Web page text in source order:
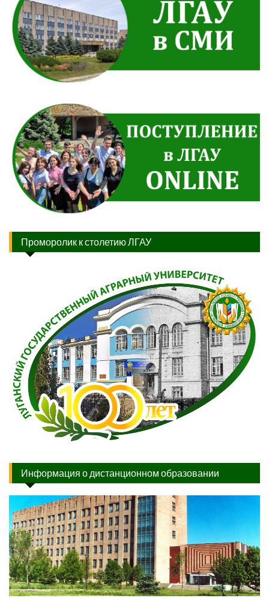
Проморолик к столетию ЛГАУ
Информация о дистанционном образовании